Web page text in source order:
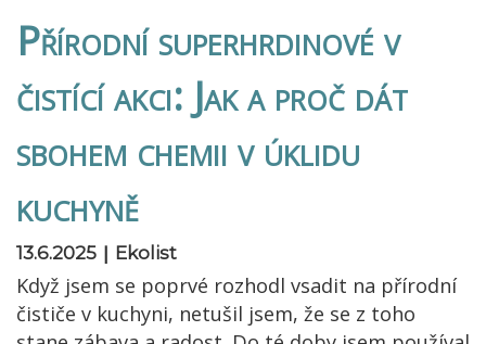
Přírodní superhrdinové v
čistící akci: Jak a proč dát
sbohem chemii v úklidu
kuchyně
13.6.2025 | Ekolist
Když jsem se poprvé rozhodl vsadit na přírodní
čističe v kuchyni, netušil jsem, že se z toho